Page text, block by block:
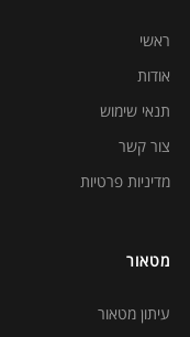
ראשי
אודות
תנאי שימוש
צור קשר
מדיניות פרטיות
מטאור
עיתון מטאור